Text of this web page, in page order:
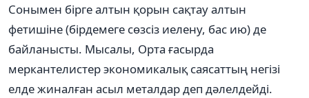
Сонымен бірге алтын қорын сақтау алтын
фетишіне (бірдемеге сөзсіз иелену, бас ию) де
байланысты. Мысалы, Орта ғасырда
меркантелистер экономикалық саясаттың негізі
елде жиналған асыл металдар деп дәлелдейді.